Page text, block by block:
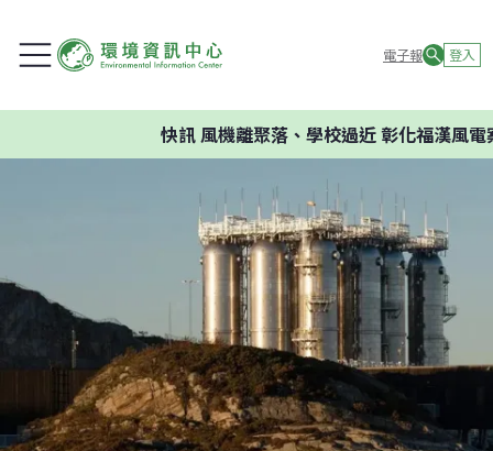
電子報 登入
快訊風機離聚落、學校過近 彰化福漢風電案